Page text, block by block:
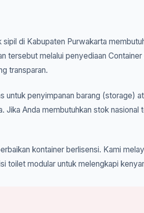
di Kabupaten Purwakarta
tersebut melalui penyediaan
transparan.
untuk penyimpanan barang (storage)
Anda membutuhkan stok nasional
kontainer berlisensi. Kami
toilet modular untuk melengkapi